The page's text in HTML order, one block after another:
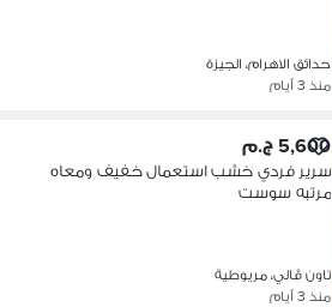
حدائق الاهرام، الجيزة
منذ 3 أيام
5,600 ج.م
سرير فردي خشب استعمال خفيف ومعاه
مرتبه سوست
تاون ڤالي، مريوطية
منذ 3 أيام